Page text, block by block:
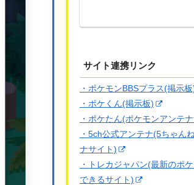
サイト連携リンク
・ポケモンBBSプラス(掲示板
・ポケくん(掲示板)
・ポケたん(ポケモンアンテ
・5ch公式アンテナ(5ちゃん
ナサイト)
・トレカジャパン(最新のポ
できるサイト)